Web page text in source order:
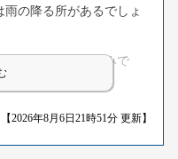
の降る所があるでしょ
36度くらいの見込みで
の、平年より３度前後高
【2026年8月6日21時51分 更新】